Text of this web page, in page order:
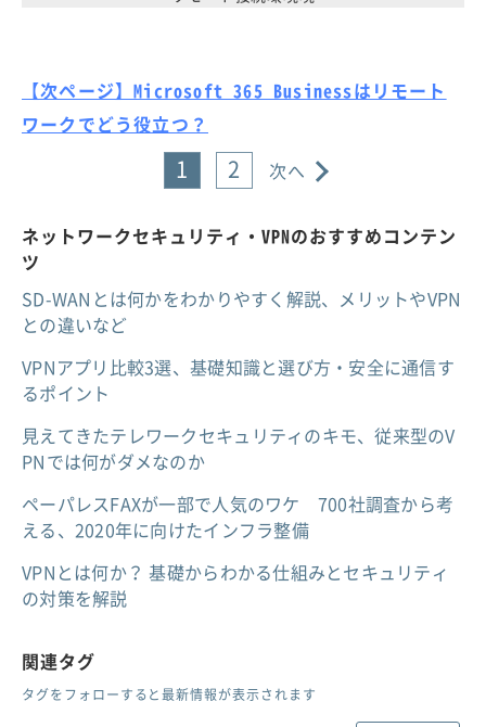
【次ページ】Microsoft 365 Businessはリモート
ワークでどう役立つ？
1 2 次へ
ネットワークセキュリティ・VPNのおすすめコンテン
ツ
SD-WANとは何かをわかりやすく解説、メリットやVPN
との違いなど
VPNアプリ比較3選、基礎知識と選び方・安全に通信す
るポイント
見えてきたテレワークセキュリティのキモ、従来型のV
PNでは何がダメなのか
ペーパレスFAXが一部で人気のワケ 700社調査から考
える、2020年に向けたインフラ整備
VPNとは何か？ 基礎からわかる仕組みとセキュリティ
の対策を解説
関連タグ
タグをフォローすると最新情報が表示されます